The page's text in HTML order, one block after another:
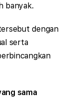
banyak.
dengan
serta
sama